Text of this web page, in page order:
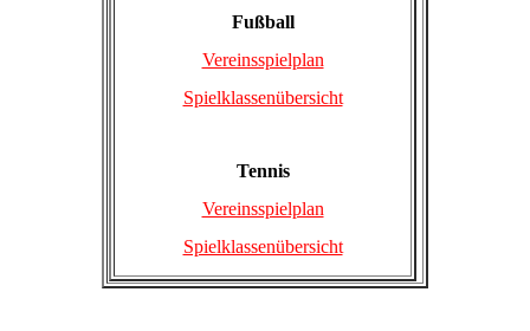
Fußball
Vereinsspielplan
Spielklassenübersicht
Tennis
Vereinsspielplan
Spielklassenübersicht